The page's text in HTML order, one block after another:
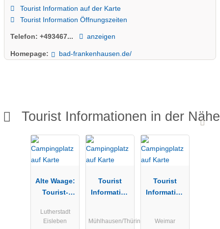
Tourist Information auf der Karte
Tourist Information Öffnungszeiten
Telefon: +493467... anzeigen
Homepage: bad-frankenhausen.de/
Tourist Informationen in der Nähe
Alte Waage:
Tourist-
Lutherstadt
Lutherstadt
Eisleben
Tourist
Information
Mühlhausen/Thüringen
Tourist
Information
Weimar